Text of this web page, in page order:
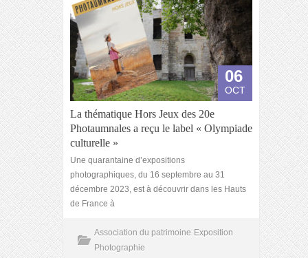
06
OCT
La thématique Hors Jeux des 20e
Photaumnales a reçu le label « Olympiade
culturelle »
Une quarantaine d’expositions
photographiques, du 16 septembre au 31
décembre 2023, est à découvrir dans les Hauts
de France à
Association du patrimoine Exposition
Photographie